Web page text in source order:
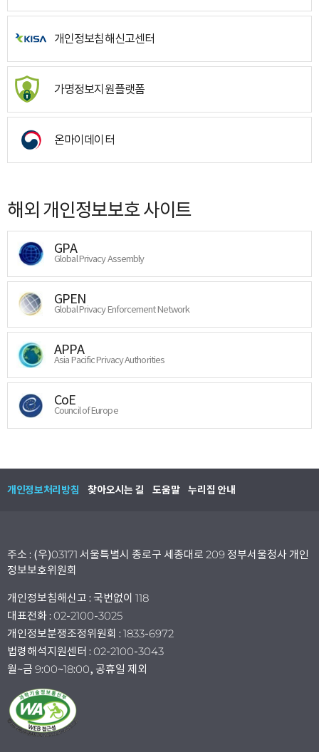
개인정보침해신고센터
가명정보지원플랫폼
온마이데이터
해외 개인정보보호 사이트
GPA
Global Privacy Assembly
GPEN
Global Privacy Enforcement Network
APPA
Asia Pacific Privacy Authorities
CoE
Council of Europe
개인정보처리방침 찾아오시는 길 도움말 누리집 안내
주소 : (우)03171 서울특별시 종로구 세종대로 209 정부서울청사 개인
정보보호위원회
개인정보침해신고 : 국번없이 118
대표전화 : 02-2100-3025
개인정보분쟁조정위원회 : 1833-6972
법령해석지원센터 : 02-2100-3043
월~금 9:00~18:00, 공휴일 제외